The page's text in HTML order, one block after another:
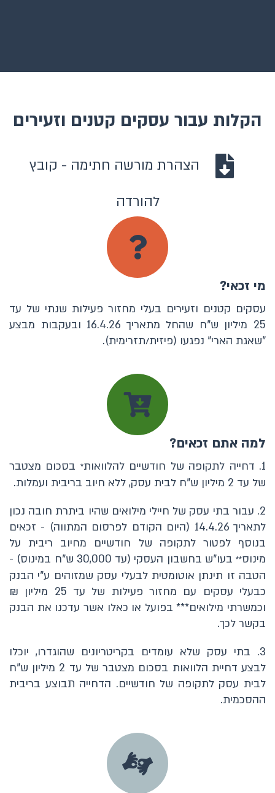
הקלות עבור עסקים קטנים וזעירים
הצהרת מורשה חתימה - קובץ
להורדה
מי זכאי?
עסקים קטנים וזעירים בעלי מחזור פעילות שנתי של עד
25 מיליון ש"ח שהחל מתאריך 16.4.26 ובעקבות מבצע
"שאגת הארי" נפגעו (פיזית/תזרימית).
למה אתם זכאים?
1. דחייה לתקופה של חודשיים להלוואות * בסכום מצטבר
של עד 2 מיליון ש"ח לבית עסק, ללא חיוב בריבית ועמלות.
2. עבור בתי עסק של חיילי מילואים שהיו ביתרת חובה נכון
לתאריך 14.4.26 (היום הקודם לפרסום המתווה) - זכאים
בנוסף לפטור לתקופה של חודשיים מחיוב ריבית על
מינוס**
בעו"ש בחשבון העסקי (עד 30,000 ש"ח במינוס) -
הטבה זו תינתן אוטומטית לבעלי עסק שמזוהים ע"י הבנק
כבעלי עסקים עם מחזור פעילות של עד 25 מיליון ₪
וכמשרתי מילואים*** בפועל או כאלו אשר עדכנו את הבנק
בקשר לכך.
3. בתי עסק שלא עומדים בקריטריונים שהוגדרו, יוכלו
לבצע דחיית הלוואות בסכום מצטבר של עד 2 מיליון ש"ח
לבית עסק לתקופה של חודשיים. הדחייה תבוצע בריבית
ההסכמית.